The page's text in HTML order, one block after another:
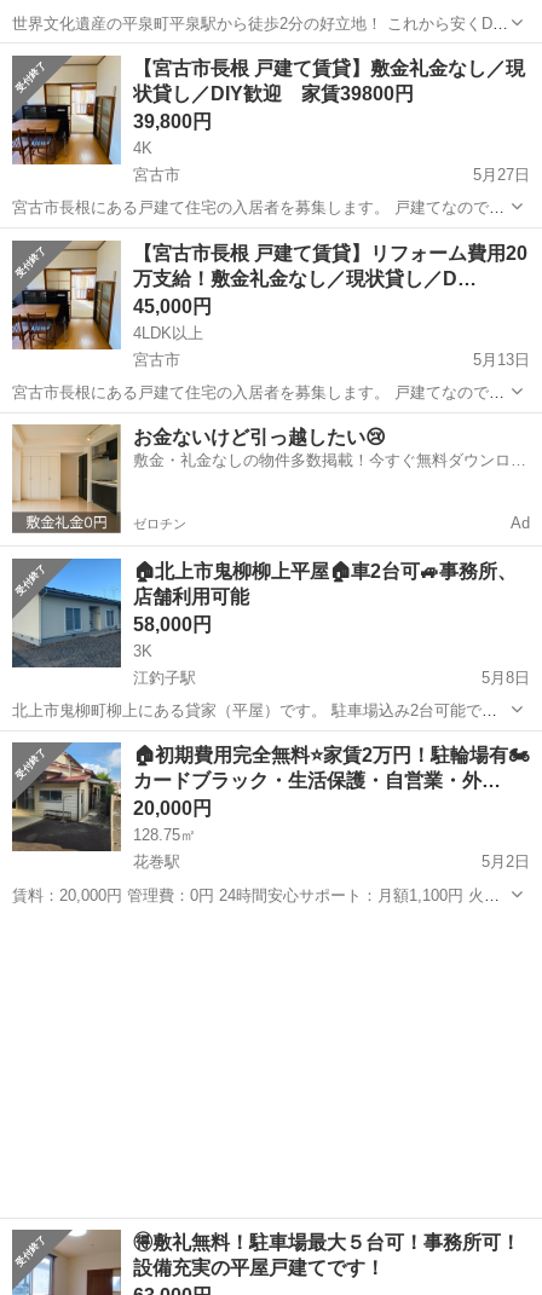
世界文化遺産の平泉町平泉駅から徒歩2分の好立地！ これから安くDIY
してお店を始めたい方や建築業、大工さんなど建物の修繕などDIY出来
る方限定の賃貸物件となります。修繕、DIY費用は借主負担となりま
す。 また会社様の倉庫や資...
岩手 西磐井郡 平泉駅 一戸建て
【宮古市長根 戸建て賃貸】敷金礼金なし／現
状貸し／DIY歓迎 家賃39800円
39,800円
4K
宮古市
5月27日
宮古市長根にある戸建て住宅の入居者を募集します。 戸建てなので、
アパートと違い周りを気にせず生活できます。 敷金・礼金は不要で
す。 ただし、1階リビング隣の和室2部屋の畳の床が陥没している箇所
があります。 ...
岩手 宮古市 一戸建て
【宮古市長根 戸建て賃貸】リフォーム費用20
万支給！敷金礼金なし／現状貸し／D…
45,000円
4LDK以上
宮古市
5月13日
宮古市長根にある戸建て住宅の入居者を募集します。 戸建てなので、
アパートと違い周りを気にせず生活できます。 敷金・礼金は不要で
す。 ただし、1階リビング隣の和室2部屋の畳の床が陥没している箇所
があります。 ...
岩手 宮古市 一戸建て
お金ないけど引っ越したい😢
敷金・礼金なしの物件多数掲載！今すぐ無料ダウンロー
ゼロチン Ad
🏠北上市鬼柳柳上平屋🏠車2台可🚙事務所、
店舗利用可能
58,000円
3K
江釣子駅
5月8日
北上市鬼柳町柳上にある貸家（平屋）です。 駐車場込み2台可能で
す。 事務所、店舗利用も可能です。
岩手 北上市 江釣子駅 一戸建て 事務所
🏠初期費用完全無料⭐家賃2万円！駐輪場有🏍
カードブラック・生活保護・自営業・外…
20,000円
128.75㎡
花巻駅
5月2日
賃料：20,000円 管理費：0円 24時間安心サポート：月額1,100円 火災
🉐敷礼無料！駐車場最大５台可！事務所可！
設備充実の平屋戸建てです！